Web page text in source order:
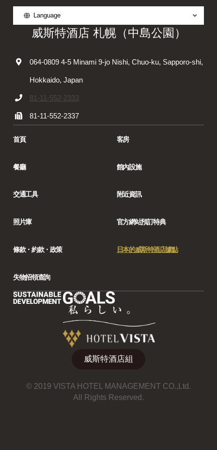
Language
威斯特酒店 札幌（中島公園）
064-0809 4-5 Minami 9-jo Nishi, Chuo-ku, Sapporo-shi,
Hokkaido, Japan
81-11-552-2333
81-11-552-2337
首頁 客房
餐廳 館內設施
交通工具 附近資訊
照片庫 官方網站預訂特典
條款・約款・政策 日本的威斯特酒店據點
失物招領查詢
威斯特酒店組
© 2019 VISTA HOTEL MANAGEMENT CO.,Ltd.
All Rights Reserved.